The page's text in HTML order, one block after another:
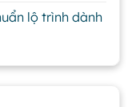
lộ trình dành